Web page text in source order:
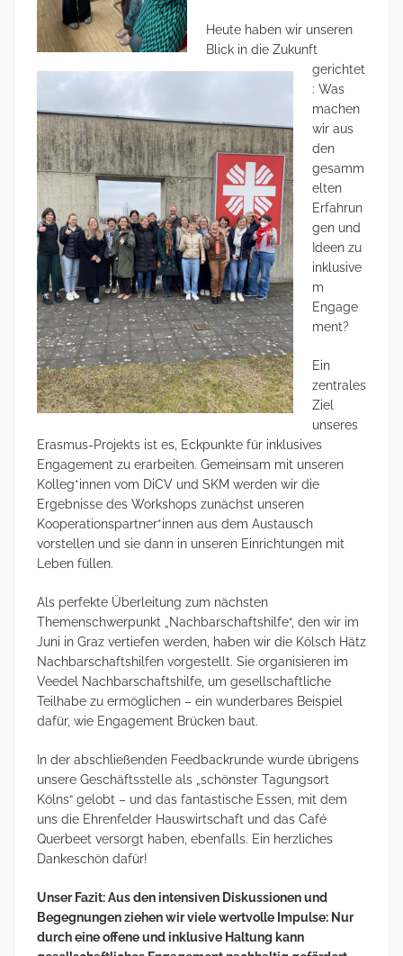
Heute haben wir unseren
Blick in die Zukunft
gerichtet
: Was
machen
wir aus
den
gesamm
elten
Erfahrun
gen und
Ideen zu
inklusive
m
Engage
ment?
Ein
zentrales
Ziel
unseres
Erasmus-Projekts ist es, Eckpunkte für inklusives
Engagement zu erarbeiten. Gemeinsam mit unseren
Kolleg*innen vom DiCV und SKM werden wir die
Ergebnisse des Workshops zunächst unseren
Kooperationspartner*innen aus dem Austausch
vorstellen und sie dann in unseren Einrichtungen mit
Leben füllen.
Als perfekte Überleitung zum nächsten
Themenschwerpunkt „Nachbarschaftshilfe“, den wir im
Juni in Graz vertiefen werden, haben wir die Kölsch Hätz
Nachbarschaftshilfen vorgestellt. Sie organisieren im
Veedel Nachbarschaftshilfe, um gesellschaftliche
Teilhabe zu ermöglichen – ein wunderbares Beispiel
dafür, wie Engagement Brücken baut.
In der abschließenden Feedbackrunde wurde übrigens
unsere Geschäftsstelle als „schönster Tagungsort
Kölns“ gelobt – und das fantastische Essen, mit dem
uns die Ehrenfelder Hauswirtschaft und das Café
Querbeet versorgt haben, ebenfalls. Ein herzliches
Dankeschön dafür!
Unser Fazit: Aus den intensiven Diskussionen und
Begegnungen ziehen wir viele wertvolle Impulse: Nur
durch eine offene und inklusive Haltung kann